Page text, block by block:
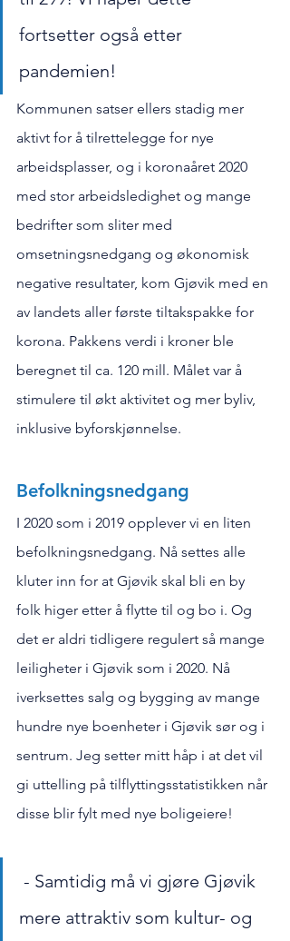
fortsetter også etter
pandemien!
Kommunen satser ellers stadig mer
aktivt for å tilrettelegge for nye
arbeidsplasser, og i koronaåret 2020
med stor arbeidsledighet og mange
bedrifter som sliter med
omsetningsnedgang og økonomisk
negative resultater, kom Gjøvik med en
av landets aller første tiltakspakke for
korona. Pakkens verdi i kroner ble
beregnet til ca. 120 mill. Målet var å
stimulere til økt aktivitet og mer byliv,
inklusive byforskjønnelse.
Befolkningsnedgang
I 2020 som i 2019 opplever vi en liten
befolkningsnedgang. Nå settes alle
kluter inn for at Gjøvik skal bli en by
folk higer etter å flytte til og bo i. Og
det er aldri tidligere regulert så mange
leiligheter i Gjøvik som i 2020. Nå
iverksettes salg og bygging av mange
hundre nye boenheter i Gjøvik sør og i
sentrum. Jeg setter mitt håp i at det vil
gi uttelling på tilflyttingsstatistikken når
disse blir fylt med nye boligeiere!
mere attraktiv som kultur- og